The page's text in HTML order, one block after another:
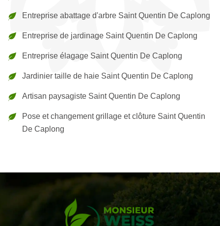
Entreprise abattage d'arbre Saint Quentin De Caplong
Entreprise de jardinage Saint Quentin De Caplong
Entreprise élagage Saint Quentin De Caplong
Jardinier taille de haie Saint Quentin De Caplong
Artisan paysagiste Saint Quentin De Caplong
Pose et changement grillage et clôture Saint Quentin
De Caplong